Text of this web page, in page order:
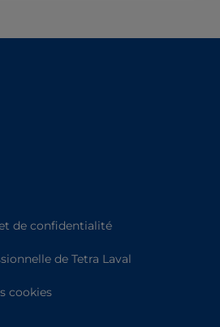
de confidentialité
de Tetra Laval
cookies